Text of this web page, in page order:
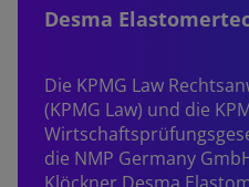
Desma
Die KPMG Law
(KPMG Law) und die
die NMP Germany